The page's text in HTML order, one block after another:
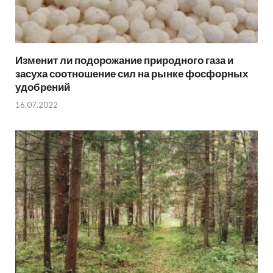
Изменит ли подорожание природного газа и
засуха соотношение сил на рынке фосфорных
удобрений
16.07.2022